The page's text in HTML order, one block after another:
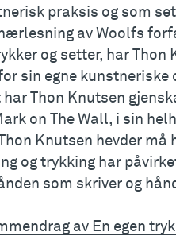
praksis og som
av Woolfs
og setter, har Thon
sin egne kunstneriske
Thon Knutsen
on The Wall, i sin
Knutsen hevder må
og trykking har
som skriver og
av En egen